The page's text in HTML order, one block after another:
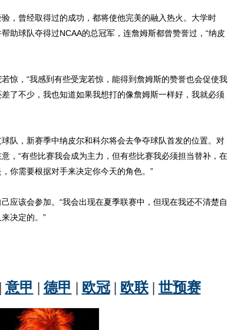
曾经取得过的成功，都将使他完美的融入热火。大学时
助球队夺得过NCAA的总冠军，连詹姆斯都曾赞誉过，“纳皮
，“我感到有些受宠若惊，能得到詹姆斯的赞誉也会促使我
了不少，我也知道如果我想打的像詹姆斯一样好，我就必须
，新赛季中纳皮尔和科尔将会去争夺球队首发的位置。对
，“有些比赛我会成为主力，但有些比赛我必须担当替补，在
你需要根据对手来决定你今天的角色。”
该会参加。“我会出现在夏季联赛中，但现在我还不清楚自
决定的。”